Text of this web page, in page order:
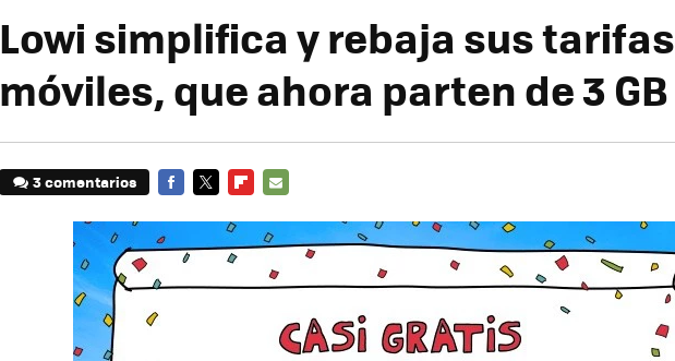
Lowi simplifica y rebaja sus tarifas
móviles, que ahora parten de 3 GB
3 comentarios
MAIL